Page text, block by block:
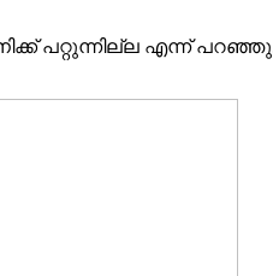
പറ്റുന്നില്ല എന്ന്